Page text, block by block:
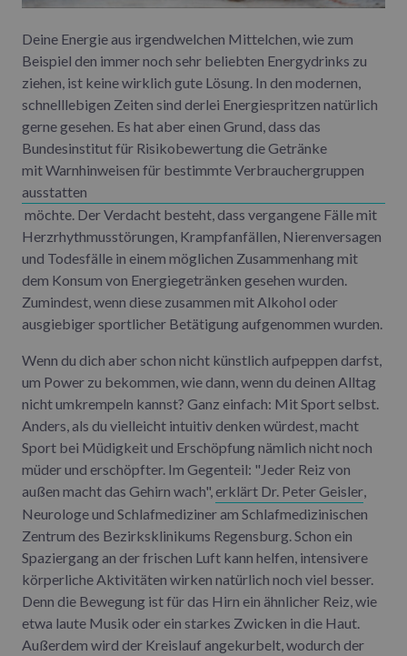
Deine Energie aus irgendwelchen Mittelchen, wie zum
Beispiel den immer noch sehr beliebten Energydrinks zu
ziehen, ist keine wirklich gute Lösung. In den modernen,
schnelllebigen Zeiten sind derlei Energiespritzen natürlich
gerne gesehen. Es hat aber einen Grund, dass das
Bundesinstitut für Risikobewertung die Getränke
mit Warnhinweisen für bestimmte Verbrauchergruppen
ausstatten
möchte. Der Verdacht besteht, dass vergangene Fälle mit
Herzrhythmusstörungen, Krampfanfällen, Nierenversagen
und Todesfälle in einem möglichen Zusammenhang mit
dem Konsum von Energiegetränken gesehen wurden.
Zumindest, wenn diese zusammen mit Alkohol oder
ausgiebiger sportlicher Betätigung aufgenommen wurden.
Wenn du dich aber schon nicht künstlich aufpeppen darfst,
um Power zu bekommen, wie dann, wenn du deinen Alltag
nicht umkrempeln kannst? Ganz einfach: Mit Sport selbst.
Anders, als du vielleicht intuitiv denken würdest, macht
Sport bei Müdigkeit und Erschöpfung nämlich nicht noch
müder und erschöpfter. Im Gegenteil: "Jeder Reiz von
außen macht das Gehirn wach", erklärt Dr. Peter Geisler
Neurologe und Schlafmediziner am Schlafmedizinischen
Zentrum des Bezirksklinikums Regensburg. Schon ein
Spaziergang an der frischen Luft kann helfen, intensivere
körperliche Aktivitäten wirken natürlich noch viel besser.
Denn die Bewegung ist für das Hirn ein ähnlicher Reiz, wie
etwa laute Musik oder ein starkes Zwicken in die Haut.
Außerdem wird der Kreislauf angekurbelt, wodurch der